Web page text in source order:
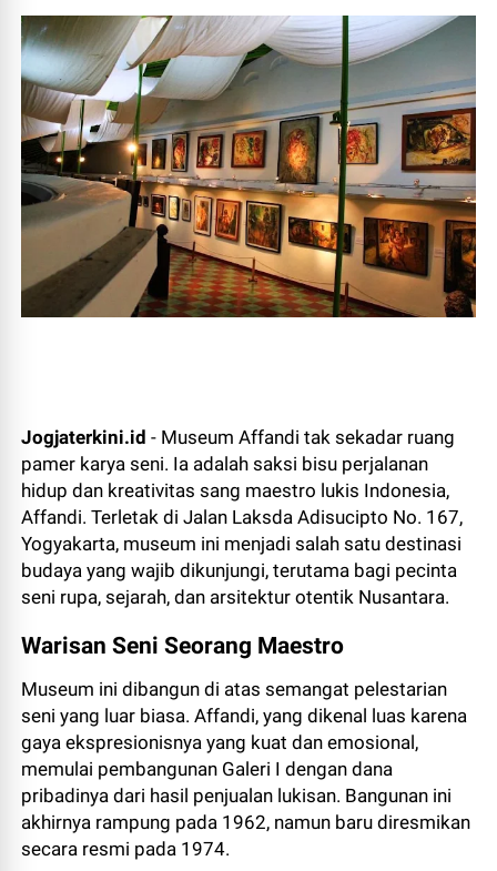
Jogjaterkini.id - Museum Affandi tak sekadar ruang
pamer karya seni. Ia adalah saksi bisu perjalanan
hidup dan kreativitas sang maestro lukis Indonesia,
Affandi. Terletak di Jalan Laksda Adisucipto No. 167,
Yogyakarta, museum ini menjadi salah satu destinasi
budaya yang wajib dikunjungi, terutama bagi pecinta
seni rupa, sejarah, dan arsitektur otentik Nusantara.
Warisan Seni Seorang Maestro
Museum ini dibangun di atas semangat pelestarian
seni yang luar biasa. Affandi, yang dikenal luas karena
gaya ekspresionisnya yang kuat dan emosional,
memulai pembangunan Galeri I dengan dana
pribadinya dari hasil penjualan lukisan. Bangunan ini
akhirnya rampung pada 1962, namun baru diresmikan
secara resmi pada 1974.